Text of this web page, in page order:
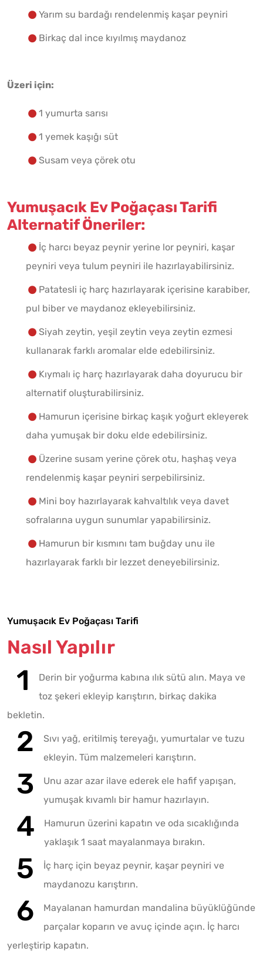
Yarım su bardağı rendelenmiş kaşar peyniri
Birkaç dal ince kıyılmış maydanoz
Üzeri için:
1 yumurta sarısı
1 yemek kaşığı süt
Susam veya çörek otu
Yumuşacık Ev Poğaçası Tarifi
Alternatif Öneriler:
İç harcı beyaz peynir yerine lor peyniri, kaşar
peyniri veya tulum peyniri ile hazırlayabilirsiniz.
Patatesli iç harç hazırlayarak içerisine karabiber,
pul biber ve maydanoz ekleyebilirsiniz.
Siyah zeytin, yeşil zeytin veya zeytin ezmesi
kullanarak farklı aromalar elde edebilirsiniz.
Kıymalı iç harç hazırlayarak daha doyurucu bir
alternatif oluşturabilirsiniz.
Hamurun içerisine birkaç kaşık yoğurt ekleyerek
daha yumuşak bir doku elde edebilirsiniz.
Üzerine susam yerine çörek otu, haşhaş veya
rendelenmiş kaşar peyniri serpebilirsiniz.
Mini boy hazırlayarak kahvaltılık veya davet
sofralarına uygun sunumlar yapabilirsiniz.
Hamurun bir kısmını tam buğday unu ile
hazırlayarak farklı bir lezzet deneyebilirsiniz.
Yumuşacık Ev Poğaçası Tarifi
Nasıl Yapılır
Derin bir yoğurma kabına ılık sütü alın. Maya ve
toz şekeri ekleyip karıştırın, birkaç dakika
bekletin.
Sıvı yağ, eritilmiş tereyağı, yumurtalar ve tuzu
ekleyin. Tüm malzemeleri karıştırın.
Unu azar azar ilave ederek ele hafif yapışan,
yumuşak kıvamlı bir hamur hazırlayın.
Hamurun üzerini kapatın ve oda sıcaklığında
yaklaşık 1 saat mayalanmaya bırakın.
İç harç için beyaz peynir, kaşar peyniri ve
maydanozu karıştırın.
Mayalanan hamurdan mandalina büyüklüğünde
parçalar koparın ve avuç içinde açın. İç harcı
yerleştirip kapatın.